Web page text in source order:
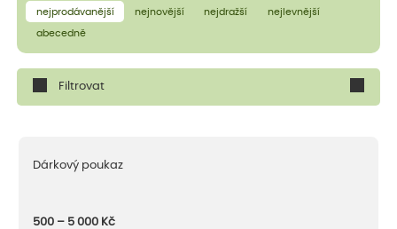
nejprodávanější nejnovější nejdražší nejlevnější
abecedně
Filtrovat
Dárkový poukaz
500 – 5 000 Kč